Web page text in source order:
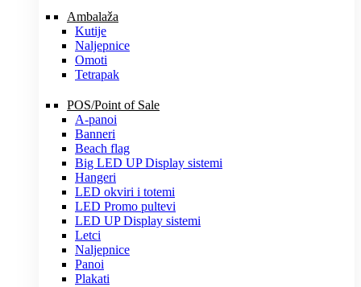
Ambalaža
Kutije
Naljepnice
Omoti
Tetrapak
POS/Point of Sale
A-panoi
Banneri
Beach flag
Big LED UP Display sistemi
Hangeri
LED okviri i totemi
LED Promo pultevi
LED UP Display sistemi
Letci
Naljepnice
Panoi
Plakati